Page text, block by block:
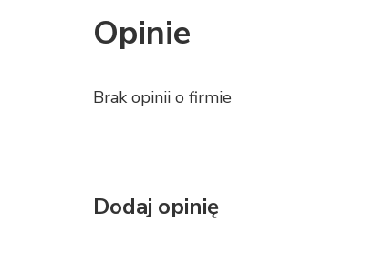
Opinie
Brak opinii o firmie
Dodaj opinię